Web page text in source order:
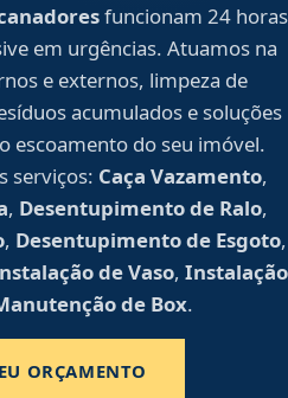
funcionam 24 horas
em urgências. Atuamos na
e externos, limpeza de
acumulados e soluções
escoamento do seu imóvel.
serviços: Caça Vazamento,
, Desentupimento de Ralo,
, Desentupimento de Esgoto,
de Vaso, Instalação
de Box.
ORÇAMENTO